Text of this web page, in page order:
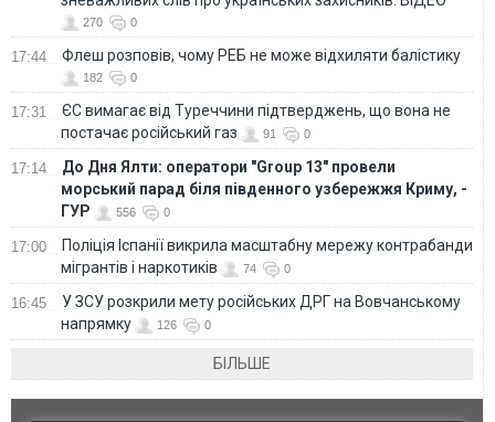
270 0
17:44 Флеш розповів, чому РЕБ не може відхиляти балістику
182 0
17:31
ЄС вимагає від Туреччини підтверджень, що вона не
постачає російський газ
91 0
17:14
До Дня Ялти: оператори "Group 13" провели
морський парад біля південного узбережжя Криму, -
ГУР
556 0
17:00
Поліція Іспанії викрила масштабну мережу контрабанди
мігрантів і наркотиків
74 0
16:45
У ЗСУ розкрили мету російських ДРГ на Вовчанському
напрямку
126 0
БІЛЬШЕ